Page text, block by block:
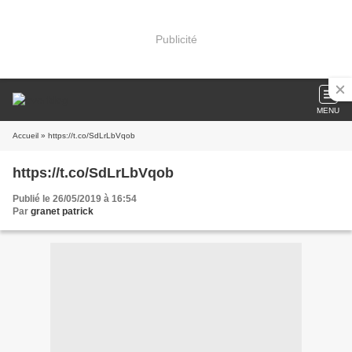
Publicité
MENU
Accueil » https://t.co/SdLrLbVqob
https://t.co/SdLrLbVqob
Publié le 26/05/2019 à 16:54
Par granet patrick